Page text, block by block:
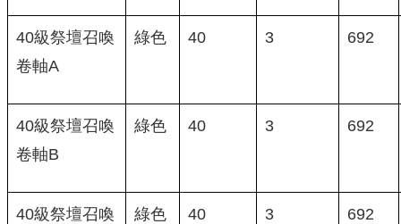
40級祭壇召喚
卷軸A
綠色 40 3 692
40級祭壇召喚
卷軸B
綠色 40 3 692
40級祭壇召喚
綠色 40 3 692